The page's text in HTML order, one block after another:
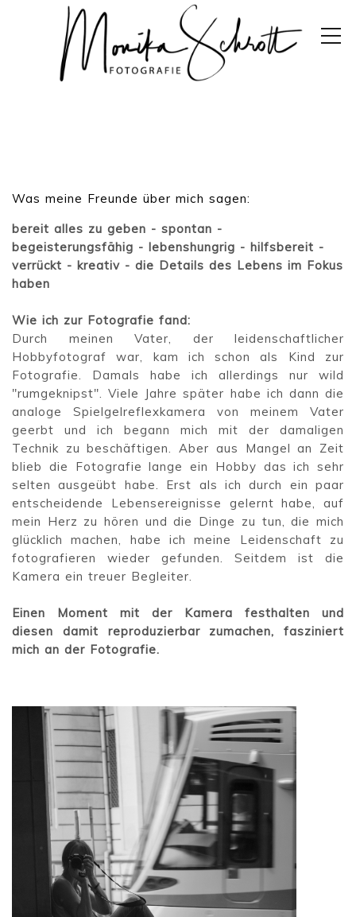
Was meine Freunde über mich sagen:
bereit alles zu geben - spontan -
begeisterungsfähig - lebenshungrig - hilfsbereit -
verrückt - kreativ - die Details des Lebens im Fokus
haben
Wie ich zur Fotografie fand:
Durch meinen Vater, der leidenschaftlicher
Hobbyfotograf war, kam ich schon als Kind zur
Fotografie. Damals habe ich allerdings nur wild
"rumgeknipst". Viele Jahre später habe ich dann die
analoge Spielgelreflexkamera von meinem Vater
geerbt und ich begann mich mit der damaligen
Technik zu beschäftigen. Aber aus Mangel an Zeit
blieb die Fotografie lange ein Hobby das ich sehr
selten ausgeübt habe. Erst als ich durch ein paar
entscheidende Lebensereignisse gelernt habe, auf
mein Herz zu hören und die Dinge zu tun, die mich
glücklich machen, habe ich meine Leidenschaft zu
fotografieren wieder gefunden. Seitdem ist die
Kamera ein treuer Begleiter.
Einen Moment mit der Kamera festhalten und
diesen damit reproduzierbar zumachen, fasziniert
mich an der Fotografie.